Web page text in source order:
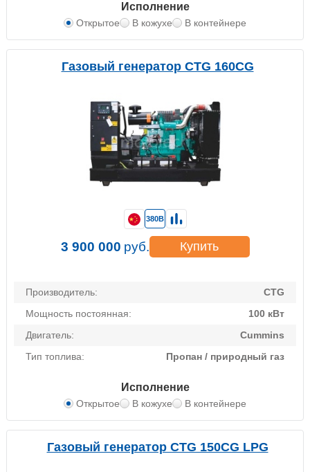
Исполнение
Открытое В кожухе В контейнере
Газовый генератор CTG 160CG
Производитель:
CTG
Мощность постоянная:
100 кВт
Двигатель:
Cummins
Тип топлива:
Пропан / природный газ
Исполнение
Открытое В кожухе В контейнере
380В
3 900 000 руб. Купить
Газовый генератор CTG 150CG LPG